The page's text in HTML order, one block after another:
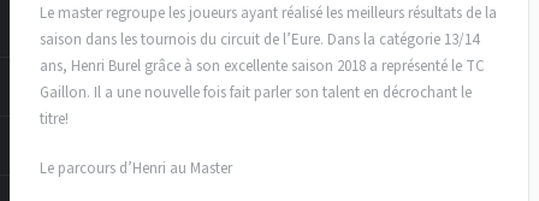
Le master regroupe les joueurs ayant réalisé les meilleurs résultats de la
saison dans les tournois du circuit de l’Eure. Dans la catégorie 13/14
ans, Henri Burel grâce à son excellente saison 2018 a représenté le TC
Gaillon. Il a une nouvelle fois fait parler son talent en décrochant le
titre!
Le parcours d’Henri au Master